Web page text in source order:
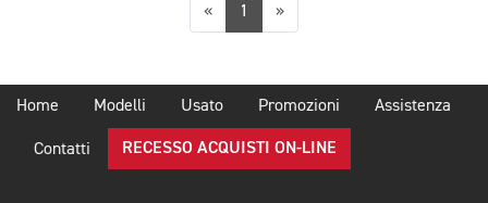
«Precedente
1 »Successiva
Home Modelli Usato Promozioni Assistenza
Contatti RECESSO ACQUISTI ON-LINE